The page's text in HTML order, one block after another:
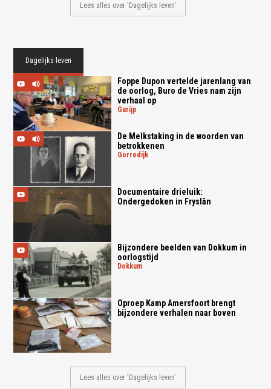
Lees alles over 'Dagelijks leven'
Dagelijks leven
Foppe Dupon vertelde jarenlang van
de oorlog, Buro de Vries nam zijn
verhaal op
garijp
De Melkstaking in de woorden van
betrokkenen
gorredijk
Documentaire drieluik:
Ondergedoken in Fryslân
Bijzondere beelden van Dokkum in
oorlogstijd
dokkum
Oproep Kamp Amersfoort brengt
bijzondere verhalen naar boven
Lees alles over 'Dagelijks leven'